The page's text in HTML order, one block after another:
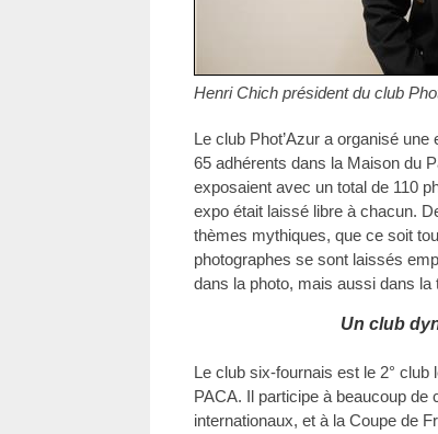
Henri Chich président du club
Le club Phot’Azur a organisé
65 adhérents dans la Maison du
exposaient avec un total de 110
expo était laissé libre à chacun.
thèmes mythiques, que ce soit
photographes se sont laissés
dans la photo, mais aussi dans la
Un club
Le club six-fournais est le 2° club
PACA. Il participe à beaucoup
internationaux, et à la Coupe de